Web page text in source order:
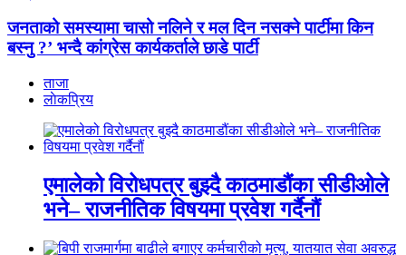
जनताको समस्यामा चासो नलिने र मल दिन नसक्ने पार्टीमा किन
बस्नु ?’ भन्दै कांग्रेस कार्यकर्ताले छाडे पार्टी
ताजा
लाेकप्रिय
एमालेको विरोधपत्र बुझ्दै काठमाडौंका सीडीओले
भने– राजनीतिक विषयमा प्रवेश गर्दैनौं